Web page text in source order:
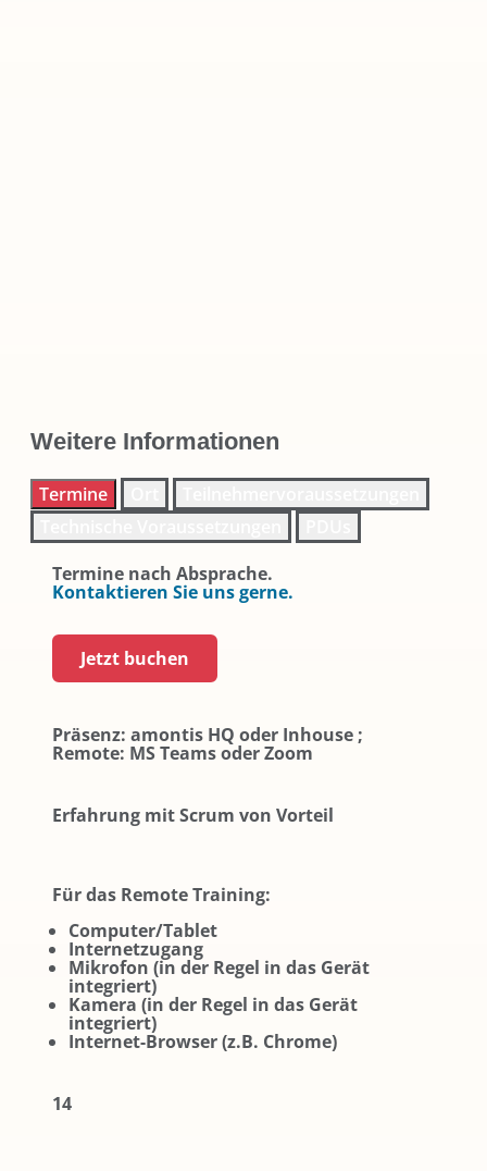
Weitere Informationen
Termine
Termine nach Absprache.
Kontaktieren Sie uns gerne.
Jetzt buchen
Präsenz: amontis HQ oder Inhouse ;
Remote: MS Teams oder Zoom
Erfahrung mit Scrum von Vorteil
Für das Remote Training:
Computer/Tablet
Internetzugang
Mikrofon (in der Regel in das Gerät
integriert)
Kamera (in der Regel in das Gerät
integriert)
Internet-Browser (z.B. Chrome)
14